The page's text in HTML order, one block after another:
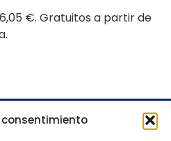
€. Gratuitos a partir de